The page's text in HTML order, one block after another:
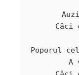
Căci
Poporul
A